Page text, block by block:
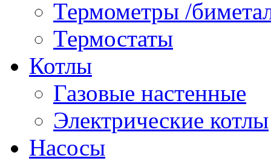
Термометры /
Термостаты
Котлы
Газовые настенные
Электрические котлы
Насосы